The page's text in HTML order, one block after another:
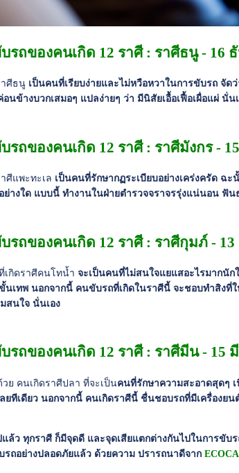
รถของคนเกิด 12 ราศี : ราศีธนู - 16
าศีธนู เป็นคนที่เรียบง่ายและไม่หวือหวาในการขับรถ จั
นข้างบวกเสมอๆ แปลง่ายๆ ว่า มีนิสัยเอื้อเฟื้อเผื่อแผ่ นั่น
รถของคนเกิด 12 ราศี : ราศีมังกร -
ศีแพะทะเล เป็นคนที่รักษากฏระเบียบอย่างเคร่งครัด ฉ
ย่างใด แบบนี้ ทำงานในฝ่ายตำรวจจราจรรุ่งแน่นอน ฟัน
รถของคนเกิด 12 ราศี : ราศีกุมภ์ -
เกิดราศีคนโทน้ำจะเป็นคนที่ไม่สนใจแยแสอะไรมากนัก
นเทพ นอกจากนี้ คนขับรถที่เกิดในราศีนี้ จะชอบทำสิงที่ใ
สนใจ นั่นเอง
รถของคนเกิด 12 ราศี : ราศีมีน - 15
ย คนเกิดราศีปลา ที่จะเป็นคนที่รักษาความสะอาดสุดๆ
ยทีเดียว นอกจากนี้ คนเกิดราศีนี้ ชื่นชอบรถที่มีเครื่องยน
แล้ว ทุกราศี ก็มีจุดดี และจุดเสียแตกต่างกันไปในการขั
รถอย่างปลอดภัยแล้ว ด้วยความ ปรารถนาดีจาก